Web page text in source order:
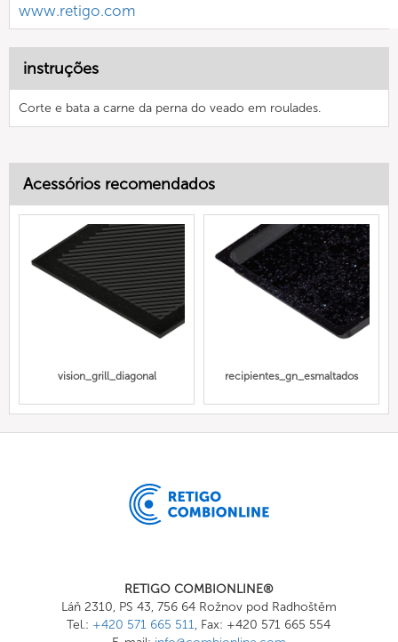
www.retigo.com
instruções
Corte e bata a carne da perna do veado em roulades.
Acessórios recomendados
vision_grill_diagonal recipientes_gn_esmaltados
RETIGO COMBIONLINE®
Láň 2310, PS 43, 756 64 Rožnov pod Radhoštěm
Tel.: +420 571 665 511, Fax: +420 571 665 554